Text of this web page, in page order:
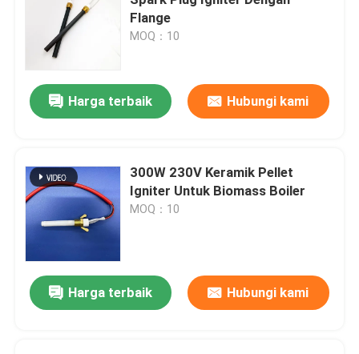
Pemicu Keramik
Pemicu silikon nitrida
Pelat Pemanas Keramik
Generator ozon keramik
Flange
MOQ：10
Harga terbaik Hubungi kami
300W 230V Keramik Pellet
Igniter Untuk Biomass Boiler
MOQ：10
Harga terbaik Hubungi kami